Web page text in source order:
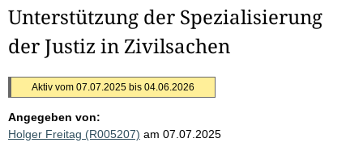
Unterstützung der Spezialisierung
der Justiz in Zivilsachen
Aktiv vom 07.07.2025 bis 04.06.2026
Angegeben von:
Holger Freitag (R005207) am 07.07.2025